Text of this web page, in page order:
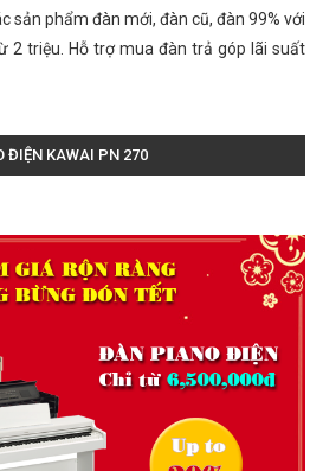
sản phẩm đàn mới, đàn cũ, đàn 99% với
2 triệu. Hỗ trợ mua đàn trả góp lãi suất
ĐIỆN KAWAI PN 270